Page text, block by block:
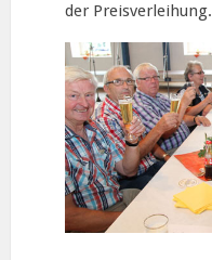
der Preisverleihung.